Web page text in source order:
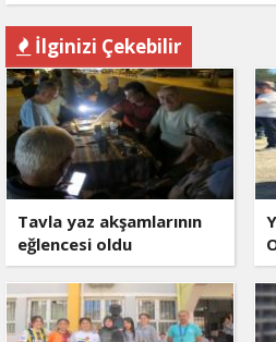
İlginizi Çekebilir
Tavla yaz akşamlarının
eğlencesi oldu